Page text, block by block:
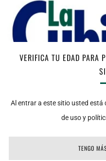
VERIFICA TU EDAD PARA
Al entrar a este sitio usted
de uso y
TENGO
Bajo stock